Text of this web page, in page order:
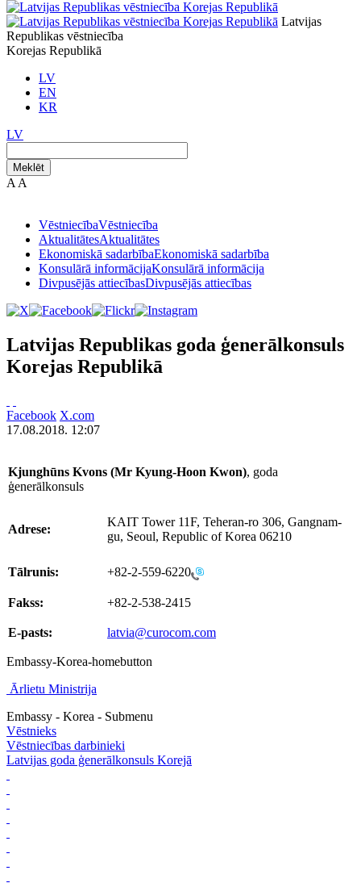
Latvijas
Republikas vēstniecība
Korejas Republikā
LV
EN
KR
LV
Meklēt
A A
VēstniecībaVēstniecība
AktualitātesAktualitātes
Ekonomiskā sadarbībaEkonomiskā sadarbība
Konsulārā informācijaKonsulārā informācija
Divpusējās attiecībasDivpusējās attiecības
Latvijas Republikas goda ģenerālkonsuls
Korejas Republikā
Facebook X.com
17.08.2018. 12:07
Kjunghūns Kvons (Mr Kyung-Hoon Kwon), goda
ģenerālkonsuls
Adrese:
KAIT Tower 11F, Teheran-ro 306, Gangnam-
gu, Seoul, Republic of Korea 06210
Tālrunis: +82-2-559-6220
Fakss: +82-2-538-2415
E-pasts: latvia@curocom.com
Embassy-Korea-homebutton
Ārlietu Ministrija
Embassy - Korea - Submenu
Vēstnieks
Vēstniecības darbinieki
Latvijas goda ģenerālkonsuls Korejā